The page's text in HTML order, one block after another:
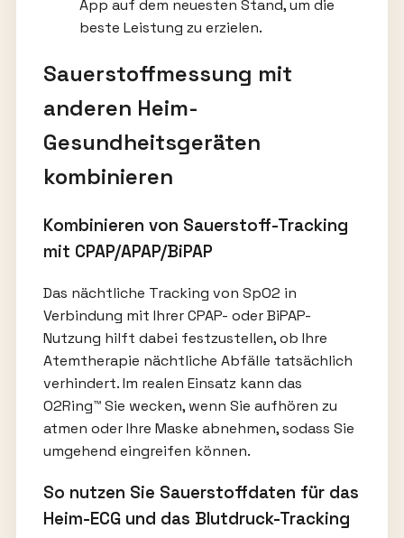
App auf dem neuesten Stand, um die
beste Leistung zu erzielen.
Sauerstoffmessung mit
anderen Heim-
Gesundheitsgeräten
kombinieren
Kombinieren von Sauerstoff-Tracking
mit CPAP/APAP/BiPAP
Das nächtliche Tracking von SpO2 in
Verbindung mit Ihrer CPAP- oder BiPAP-
Nutzung hilft dabei festzustellen, ob Ihre
Atemtherapie nächtliche Abfälle tatsächlich
verhindert. Im realen Einsatz kann das
O2Ring™ Sie wecken, wenn Sie aufhören zu
atmen oder Ihre Maske abnehmen, sodass Sie
umgehend eingreifen können.
So nutzen Sie Sauerstoffdaten für das
Heim-ECG und das Blutdruck-Tracking